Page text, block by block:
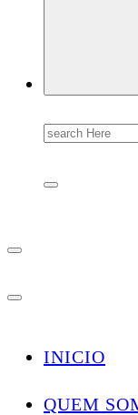
Search
for:
INICIO
QUEM